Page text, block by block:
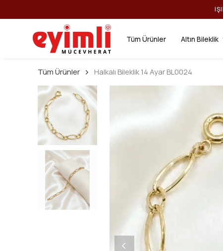
Tüm Ürünler Altın Bileklik
Tüm Ürünler Halkalı Bileklik 14 Ayar BL0024